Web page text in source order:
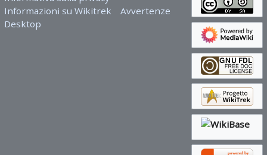
8
0
1
Informazioni su Wikitrek
Avvertenze
Desktop